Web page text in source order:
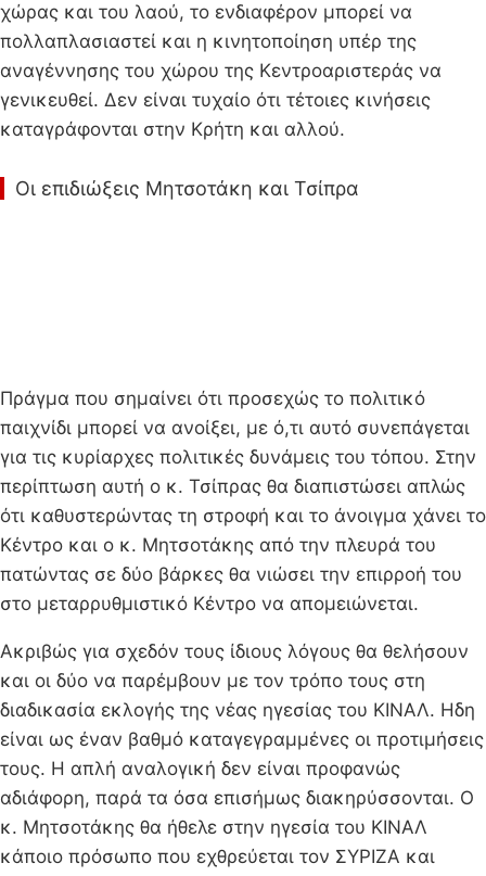
χώρας και του λαού, το ενδιαφέρον μπορεί να
πολλαπλασιαστεί και η κινητοποίηση υπέρ της
αναγέννησης του χώρου της Κεντροαριστεράς να
γενικευθεί. Δεν είναι τυχαίο ότι τέτοιες κινήσεις
καταγράφονται στην Κρήτη και αλλού.
Οι επιδιώξεις Μητσοτάκη και Τσίπρα
Πράγμα που σημαίνει ότι προσεχώς το πολιτικό
παιχνίδι μπορεί να ανοίξει, με ό,τι αυτό συνεπάγεται
για τις κυρίαρχες πολιτικές δυνάμεις του τόπου. Στην
περίπτωση αυτή ο κ. Τσίπρας θα διαπιστώσει απλώς
ότι καθυστερώντας τη στροφή και το άνοιγμα χάνει το
Κέντρο και ο κ. Μητσοτάκης από την πλευρά του
πατώντας σε δύο βάρκες θα νιώσει την επιρροή του
στο μεταρρυθμιστικό Κέντρο να απομειώνεται.
Ακριβώς για σχεδόν τους ίδιους λόγους θα θελήσουν
και οι δύο να παρέμβουν με τον τρόπο τους στη
διαδικασία εκλογής της νέας ηγεσίας του ΚΙΝΑΛ. Ηδη
είναι ως έναν βαθμό καταγεγραμμένες οι προτιμήσεις
τους. Η απλή αναλογική δεν είναι προφανώς
αδιάφορη, παρά τα όσα επισήμως διακηρύσσονται. Ο
κ. Μητσοτάκης θα ήθελε στην ηγεσία του ΚΙΝΑΛ
κάποιο πρόσωπο που εχθρεύεται τον ΣΥΡΙΖΑ και